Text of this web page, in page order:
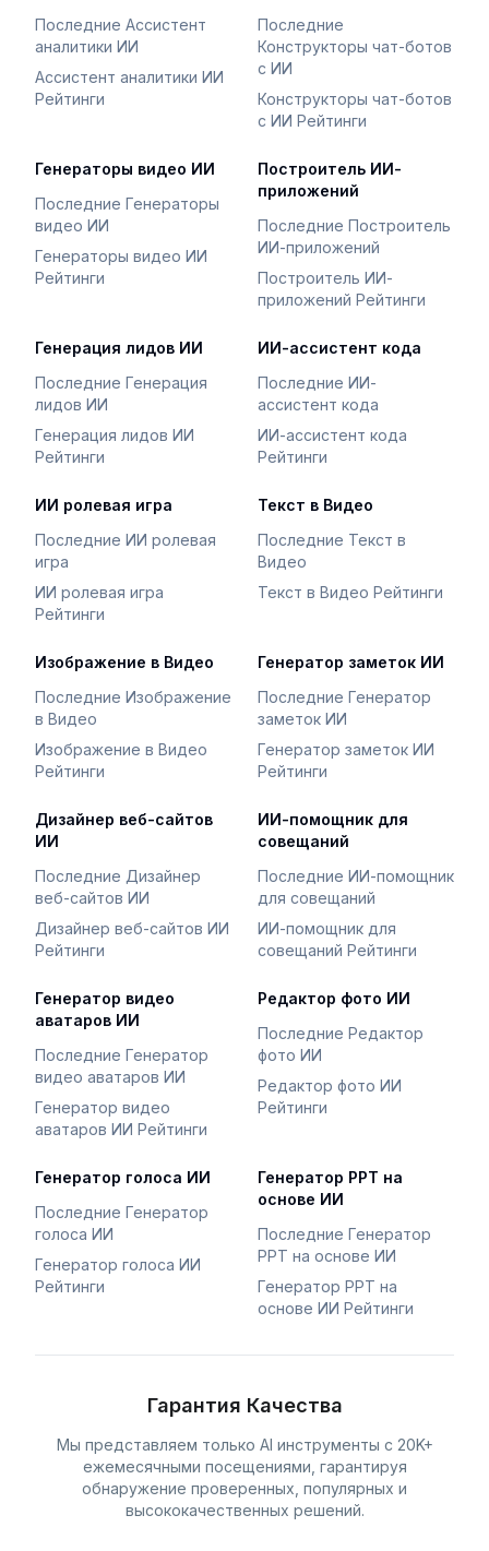
Последние Ассистент
аналитики ИИ
Ассистент аналитики ИИ
Рейтинги
Последние
Конструкторы чат-ботов
с ИИ
Конструкторы чат-ботов
с ИИ Рейтинги
Генераторы видео ИИ
Последние Генераторы
видео ИИ
Генераторы видео ИИ
Рейтинги
Построитель ИИ-
приложений
Последние Построитель
ИИ-приложений
Построитель ИИ-
приложений Рейтинги
Генерация лидов ИИ
Последние Генерация
лидов ИИ
Генерация лидов ИИ
Рейтинги
ИИ-ассистент кода
Последние ИИ-
ассистент кода
ИИ-ассистент кода
Рейтинги
ИИ ролевая игра
Последние ИИ ролевая
игра
ИИ ролевая игра
Рейтинги
Текст в Видео
Последние Текст в
Видео
Текст в Видео Рейтинги
Изображение в Видео
Последние Изображение
в Видео
Изображение в Видео
Рейтинги
Генератор заметок ИИ
Последние Генератор
заметок ИИ
Генератор заметок ИИ
Рейтинги
Дизайнер веб-сайтов
ИИ
Последние Дизайнер
веб-сайтов ИИ
Дизайнер веб-сайтов ИИ
Рейтинги
ИИ-помощник для
совещаний
Последние ИИ-помощник
для совещаний
ИИ-помощник для
совещаний Рейтинги
Генератор видео
аватаров ИИ
Последние Генератор
видео аватаров ИИ
Генератор видео
аватаров ИИ Рейтинги
Редактор фото ИИ
Последние Редактор
фото ИИ
Редактор фото ИИ
Рейтинги
Генератор голоса ИИ
Последние Генератор
голоса ИИ
Генератор голоса ИИ
Рейтинги
Генератор PPT на
основе ИИ
Последние Генератор
PPT на основе ИИ
Генератор PPT на
основе ИИ Рейтинги
Гарантия Качества
Мы представляем только AI инструменты с 20K+
ежемесячными посещениями, гарантируя
обнаружение проверенных, популярных и
высококачественных решений.